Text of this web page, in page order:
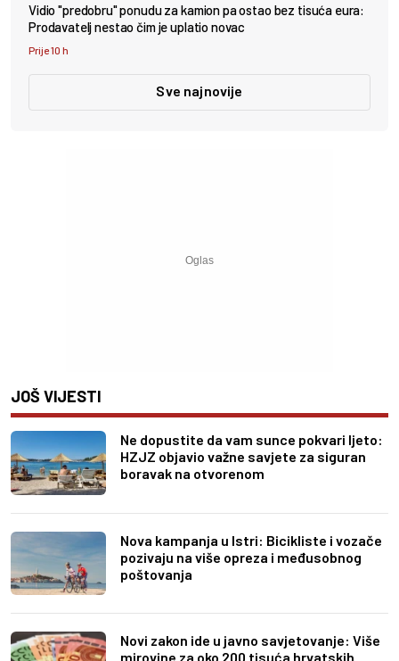
Vidio "predobru" ponudu za kamion pa ostao bez tisuća eura:
Prodavatelj nestao čim je uplatio novac
Prije 10 h
Sve najnovije
JOŠ VIJESTI
Ne dopustite da vam sunce pokvari ljeto:
HZJZ objavio važne savjete za siguran
boravak na otvorenom
Nova kampanja u Istri: Bicikliste i vozače
pozivaju na više opreza i međusobnog
poštovanja
Novi zakon ide u javno savjetovanje: Više
mirovine za oko 200 tisuća hrvatskih